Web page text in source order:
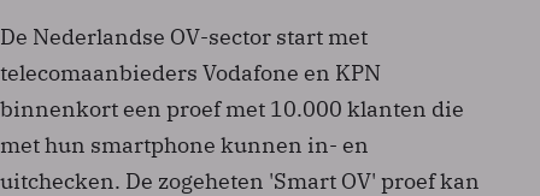
De Nederlandse OV-sector start met
telecomaanbieders Vodafone en KPN
binnenkort een proef met 10.000 klanten die
met hun smartphone kunnen in- en
uitchecken. De zogeheten 'Smart OV' proef kan